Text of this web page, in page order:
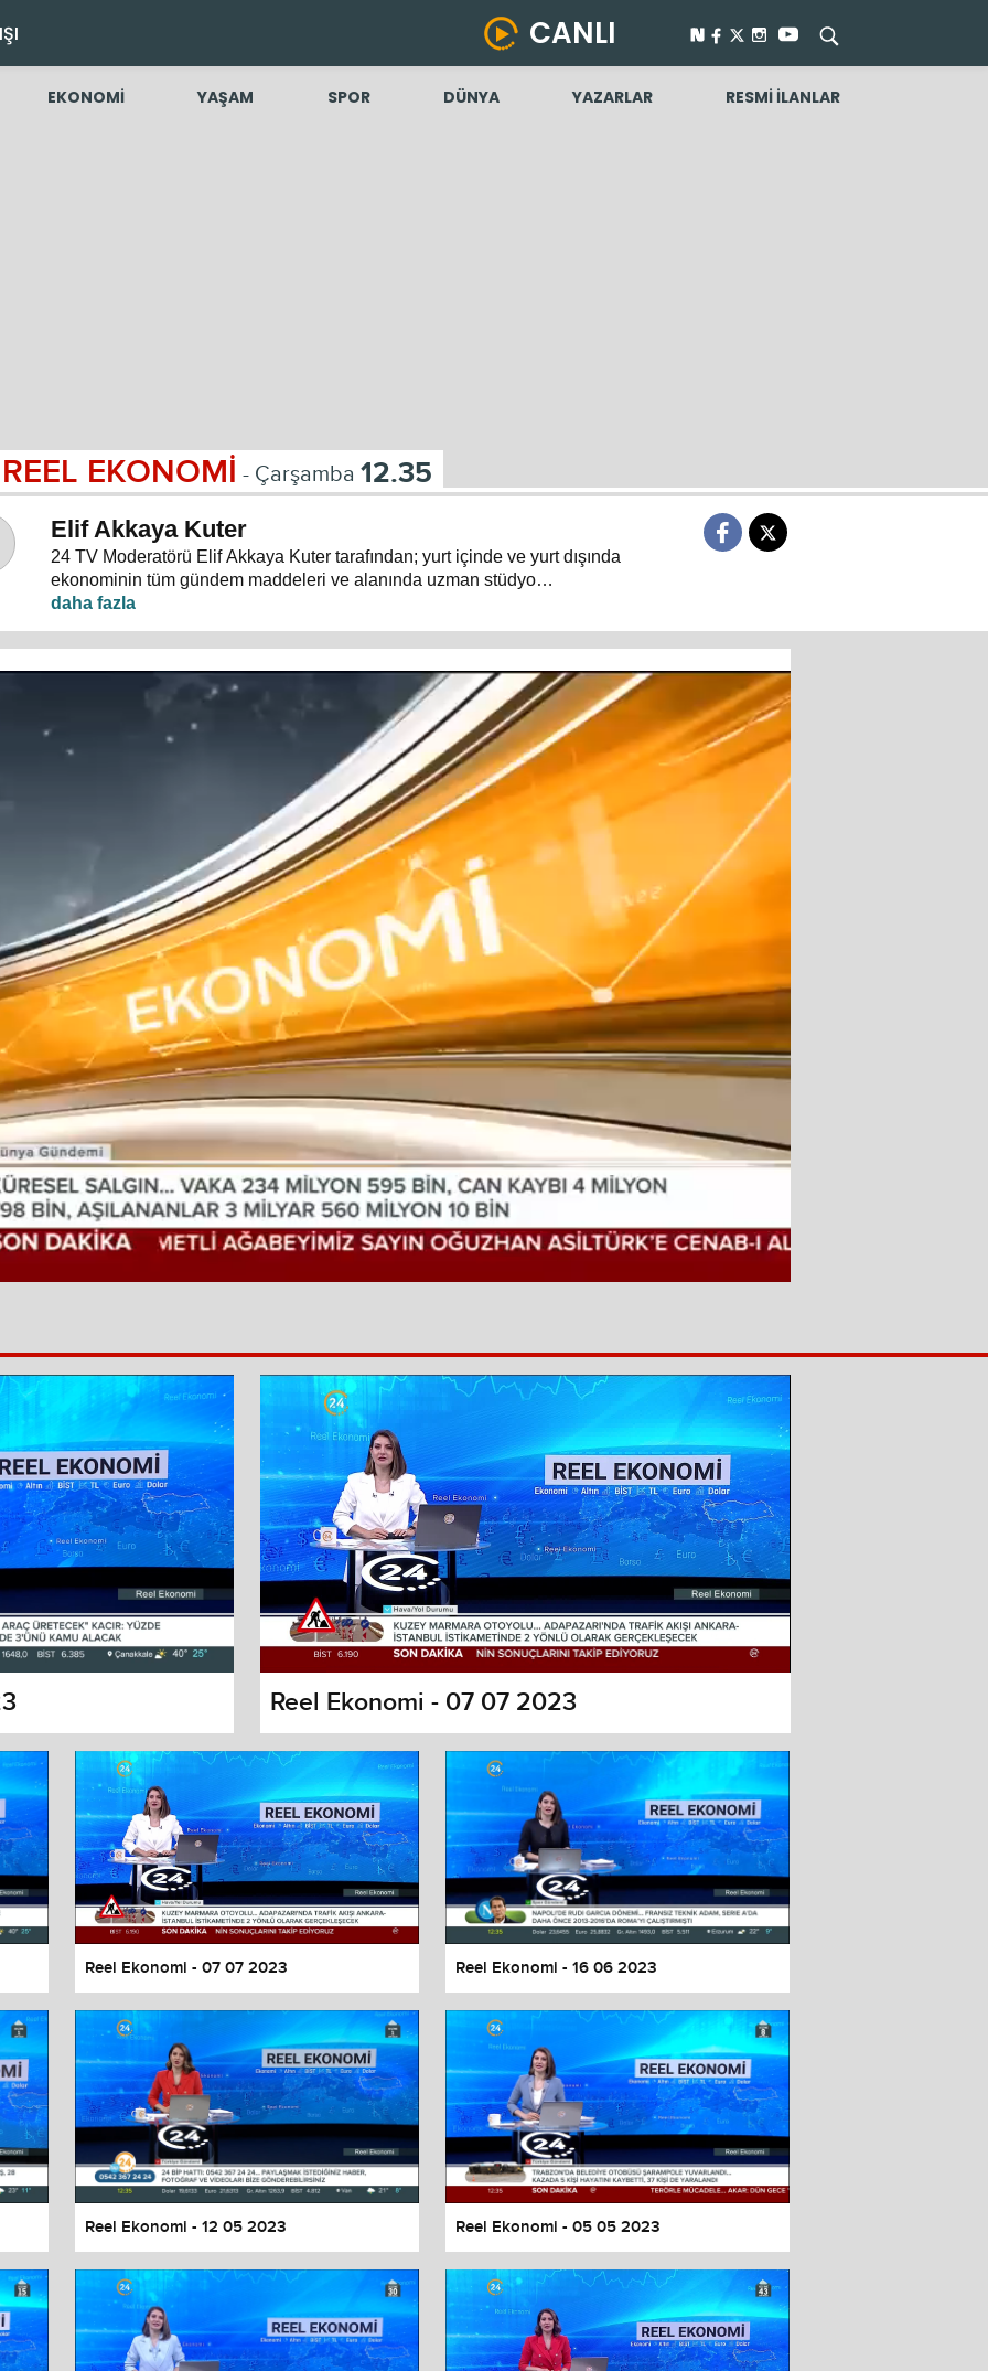
CANLI
EKONOMİ YAŞAM SPOR DÜNYA YAZARLAR RESMİ İLANLAR
REEL EKONOMİ - Çarşamba 12.35
Elif Akkaya Kuter
24 TV Moderatörü Elif Akkaya Kuter tarafından; yurt içinde ve yurt dışında
ekonominin tüm gündem maddeleri ve alanında uzman stüdyo
konuklarıyla sebep sonuç ilişkileri analiz ediliyor.
dialog
and close the window.
Done
Reel Ekonomi - 07 07 2023
Reel Ekonomi - 07 07 2023 Reel Ekonomi - 16 06 2023
Reel Ekonomi - 12 05 2023 Reel Ekonomi - 05 05 2023